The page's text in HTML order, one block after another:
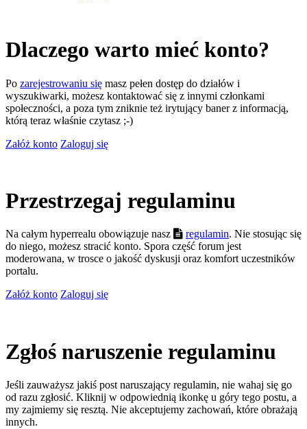
Dlaczego warto mieć konto?
Po zarejestrowaniu się masz pełen dostęp do działów i
wyszukiwarki, możesz kontaktować się z innymi członkami
społeczności, a poza tym zniknie też irytujący baner z informacją,
którą teraz właśnie czytasz ;-)
Załóż konto Zaloguj się
Przestrzegaj regulaminu
Na całym hyperrealu obowiązuje nasz regulamin. Nie stosując się
do niego, możesz stracić konto. Spora część forum jest
moderowana, w trosce o jakość dyskusji oraz komfort uczestników
portalu.
Załóż konto Zaloguj się
Zgłoś naruszenie regulaminu
Jeśli zauważysz jakiś post naruszający regulamin, nie wahaj się go
od razu zgłosić. Kliknij w odpowiednią ikonkę u góry tego postu, a
my zajmiemy się resztą. Nie akceptujemy zachowań, które obrażają
innych.